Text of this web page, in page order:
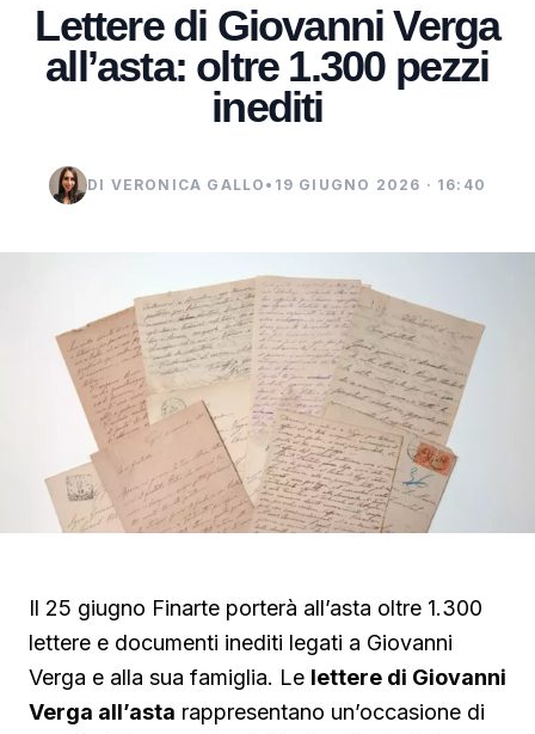
Lettere di Giovanni Verga
all’asta: oltre 1.300 pezzi
inediti
DI VERONICA GALLO • 19 GIUGNO 2026 · 16:40
Il 25 giugno Finarte porterà all’asta oltre 1.300
lettere e documenti inediti legati a Giovanni
Verga e alla sua famiglia. Le lettere di Giovanni
Verga all’asta rappresentano un’occasione di